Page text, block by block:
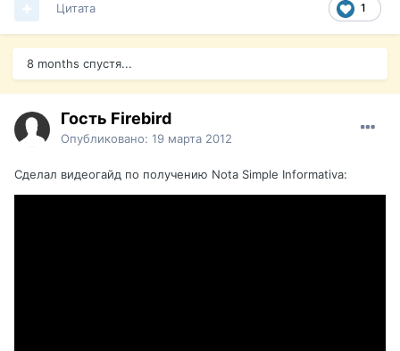
1
Цитата
8 months спустя...
Гость Firebird
Опубликовано: 19 марта 2012
Сделал видеогайд по получению Nota Simple Informativa: